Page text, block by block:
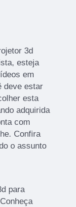
3d
esteja
em
deve estar
esta
adquirida
com
Confira
o assunto
para